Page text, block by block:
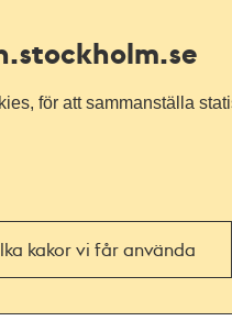
.stockholm.se
för att sammanställa
kakor vi får använda